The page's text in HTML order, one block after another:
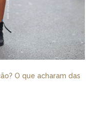
O que acharam das